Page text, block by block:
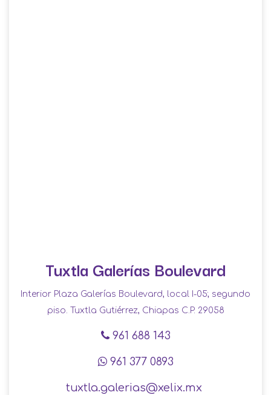
Tuxtla Galerías Boulevard
Interior Plaza Galerías Boulevard, local I-05; segundo
piso. Tuxtla Gutiérrez, Chiapas C.P. 29058
961 688 143
961 377 0893
tuxtla.galerias@xelix.mx